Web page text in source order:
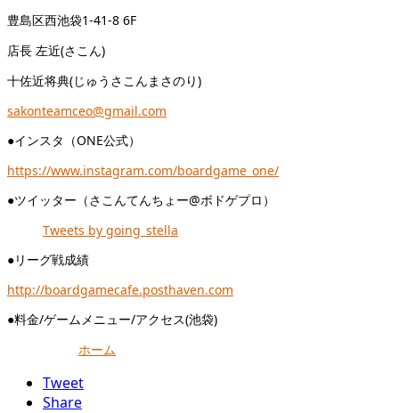
豊島区西池袋1-41-8 6F
店長 左近(さこん)
十佐近将典(じゅうさこんまさのり)
sakonteamceo@gmail.com
●インスタ（ONE公式）
https://www.instagram.com/boardgame_one/
●ツイッター（さこんてんちょー@ボドゲプロ）
Tweets by going_stella
●リーグ戦成績
http://boardgamecafe.posthaven.com
●料金/ゲームメニュー/アクセス(池袋)
ホーム
Tweet
Share